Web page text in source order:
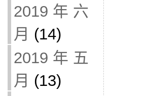
2019 年 六
月 (14)
2019 年 五
月 (13)